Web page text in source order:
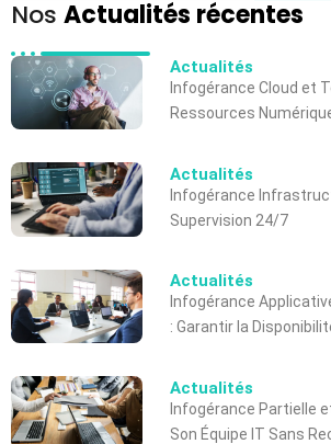
Nos Actualités récentes
Actualités
Infogérance Cloud et
Ressources
Actualités
Infogérance
Supervision 24/7
Actualités
Infogérance
: Garantir la
Actualités
Infogérance Partielle
Son Équipe IT Sans